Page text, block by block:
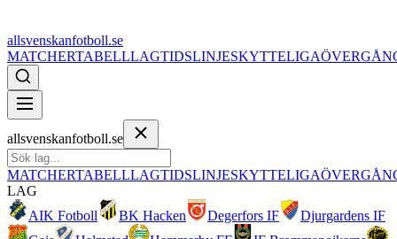
allsvenskanfotboll.se
MATCHERTABELLLAGTIDSLINJESKYTTELIGA
allsvenskanfotboll.se
MATCHERTABELLLAGTIDSLINJESKYTTELIGA
LAG
AIK Fotboll
BK Hacken Degerfors IF
Djurgardens IF